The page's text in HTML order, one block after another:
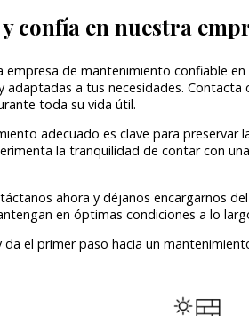
confía en nuestra
empresa de mantenimiento confiable
adaptadas a tus necesidades.
toda su vida útil.
adecuado es clave para
la tranquilidad de contar con
ahora y déjanos encargarnos
en óptimas condiciones a lo
da el primer paso hacia un